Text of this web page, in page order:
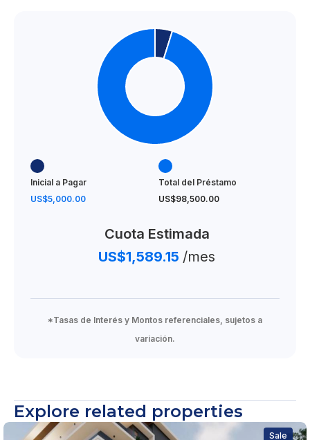
Inicial a Pagar
US$5,000.00
Total del Préstamo
US$98,500.00
Cuota Estimada
US$1,589.15 /mes
*Tasas de Interés y Montos referenciales, sujetos a
variación.
Explore related properties
Sale